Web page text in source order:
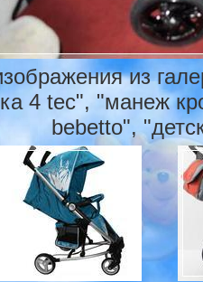
из
4 tec", "манеж
bebetto",